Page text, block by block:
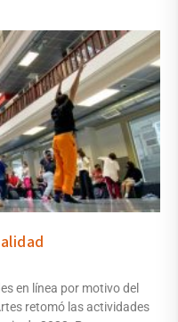
en línea por motivo del
retomó las actividades